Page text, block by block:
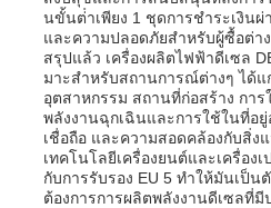
นขั้นต่ําเพียง 1 ชุดการชําระเงิน
และความปลอดภัยสําหรับผู้ซื้อต่า
สรุปแล้ว เครื่องผลิตไฟฟ้าดีเซล
มาะสําหรับสถานการณ์ต่างๆ ได้แ
อุตสาหกรรม สถานที่ก่อสร้าง การ
พลังงานฉุกเฉินและการใช้ในที่อ
เชื่อถือ และความสอดคล้องกับสิ่ง
เทคโนโลยีเครื่องยนต์และเครื่อ
กับการรับรอง EU 5 ทําให้มันเป็
ต้องการการผลิตพลังงานดีเซลที่มี